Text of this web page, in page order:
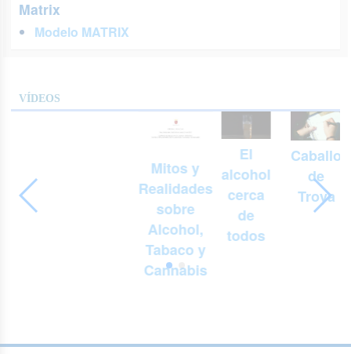
Matrix
Modelo MATRIX
VÍDEOS
Mitos y
Realidades
sobre
Alcohol,
Tabaco y
Cannabis
El
alcohol
cerca
de
todos
Caballo
de
Troya